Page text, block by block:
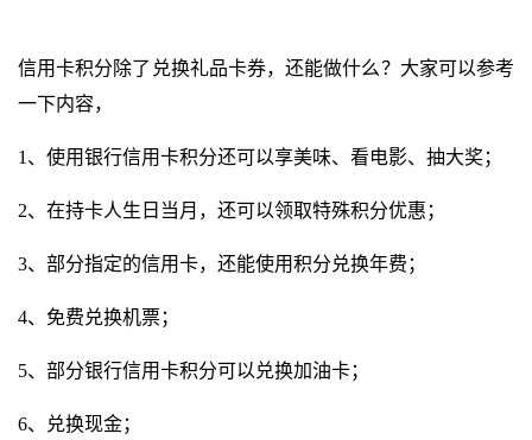
信用卡积分除了兑换礼品卡券，还能做什么？大家可以参考
一下内容，
1、使用银行信用卡积分还可以享美味、看电影、抽大奖；
2、在持卡人生日当月，还可以领取特殊积分优惠；
3、部分指定的信用卡，还能使用积分兑换年费；
4、免费兑换机票；
5、部分银行信用卡积分可以兑换加油卡；
6、兑换现金；